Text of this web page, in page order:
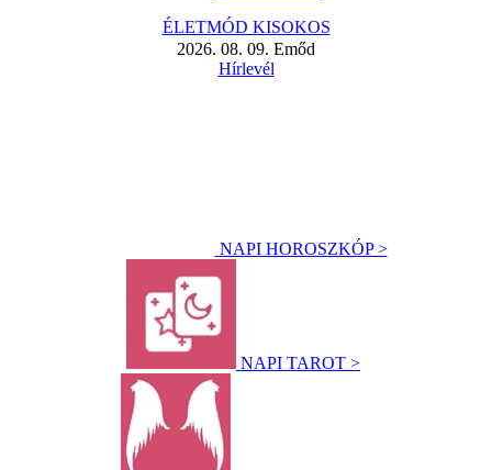
ÉLETMÓD KISOKOS
2026. 08. 09. Emőd
Hírlevél
NAPI HOROSZKÓP >
NAPI TAROT >